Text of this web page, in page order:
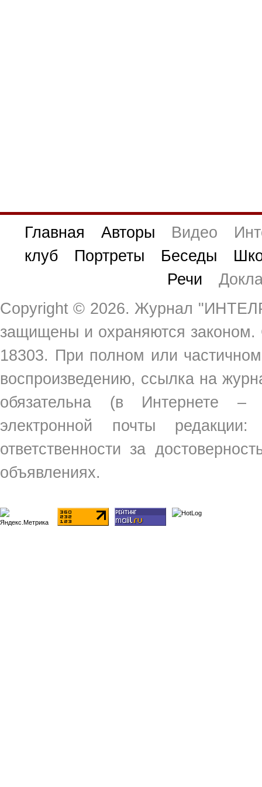
Главная Авторы Видео
клуб
Портреты Беседы
Речи
Copyright © 2026. Журнал
защищены и охраняются
18303. При полном или
воспроизведению, ссылка на
обязательна (в Интернете
электронной почты
ответственности за
объявлениях.